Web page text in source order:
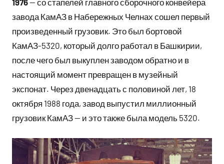
1976— со стапелей главного сборочного конвейера
завода КамАЗ в Набережных Челнах сошел первый
произведенный грузовик. Это был бортовой
КамАЗ-5320, который долго работал в Башкирии,
после чего был выкуплен заводом обратно и в
настоящий момент превращен в музейный
экспонат. Через двенадцать с половиной лет, 18
октября 1988 года, завод выпустил миллионный
грузовик КамАЗ — и это также была модель 5320.